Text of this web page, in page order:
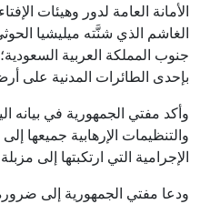
الأمانة العامة لدور وهيئات
الغاشم الذي شنَّته ميليشيا
جنوب المملكة العربية
بإحدى الطائرات المدنية على
وأكد مفتي الجمهورية في بيانه
والتنظيمات الإرهابية جميعها
الإجرامية التي ارتكبتها إلى مزبلة
ودعا مفتي الجمهورية إلى